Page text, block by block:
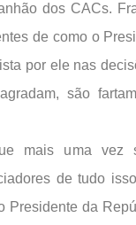
dos CACs.
de como o
por ele nas
são
mais uma vez
de tudo
Presidente da